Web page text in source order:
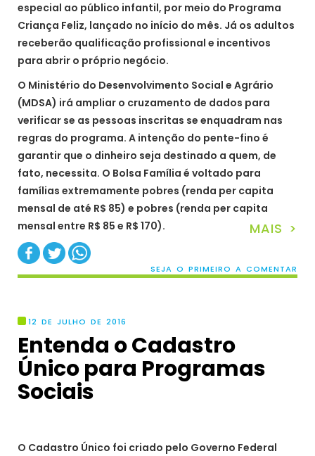
especial ao público infantil, por meio do Programa
Criança Feliz, lançado no início do mês. Já os adultos
receberão qualificação profissional e incentivos
para abrir o próprio negócio.
O Ministério do Desenvolvimento Social e Agrário
(MDSA) irá ampliar o cruzamento de dados para
verificar se as pessoas inscritas se enquadram nas
regras do programa. A intenção do pente-fino é
garantir que o dinheiro seja destinado a quem, de
fato, necessita. O Bolsa Família é voltado para
famílias extremamente pobres (renda per capita
mensal de até R$ 85) e pobres (renda per capita
mensal entre R$ 85 e R$ 170).
MAIS >
SEJA O PRIMEIRO A COMENTAR
12 DE JULHO DE 2016
Entenda o Cadastro
Único para Programas
Sociais
O Cadastro Único foi criado pelo Governo Federal